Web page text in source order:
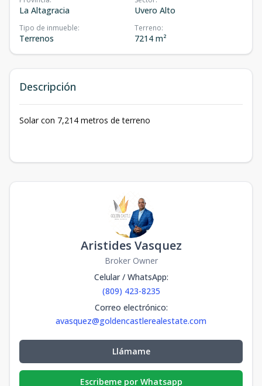
La Altagracia Uvero Alto
Tipo de inmueble:
Terrenos
Terreno:
7214 m²
Descripción
Solar con 7,214 metros de terreno
Aristides Vasquez
Broker Owner
Celular / WhatsApp:
(809) 423-8235
Correo electrónico:
avasquez@goldencastlerealestate.com
Llámame
Escribeme por Whatsapp